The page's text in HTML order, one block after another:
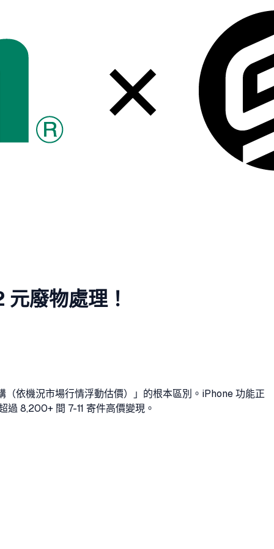
元廢物處理！
依機況市場行情浮動估價）」的根本區別。iPhone 功能正
8,200+ 間 7-11 寄件高價變現。